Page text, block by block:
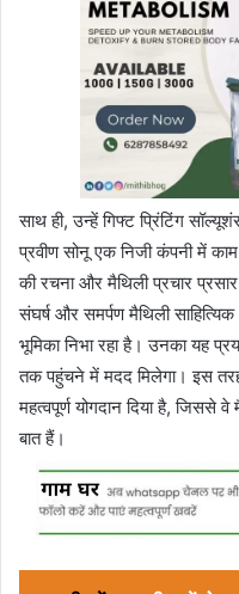
साथ ही, उन्हें गिफ्ट प्रिंटिंग
प्रवीण सोनू एक निजी कंपनी में
की रचना और मैथिली प्रचार
संघर्ष और समर्पण मैथिली
भूमिका निभा रहा है। उनका यह
तक पहुंचने में मदद मिलेगा। इस
महत्वपूर्ण योगदान दिया है, जिससे
बात हैं।